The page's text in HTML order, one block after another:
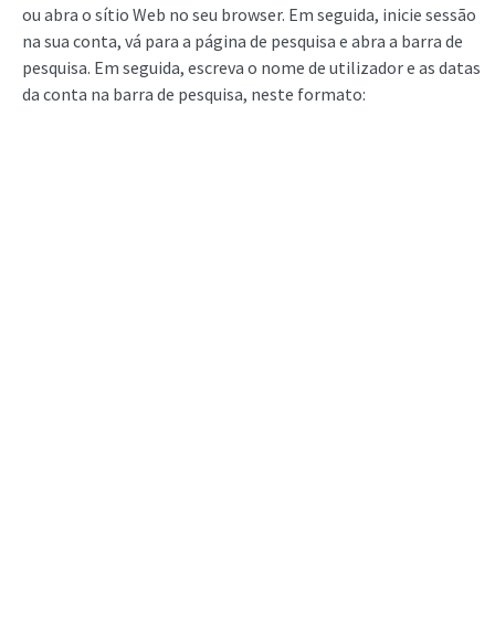
ou abra o sítio Web no seu browser. Em seguida, inicie sessão
na sua conta, vá para a página de pesquisa e abra a barra de
pesquisa. Em seguida, escreva o nome de utilizador e as datas
da conta na barra de pesquisa, neste formato: